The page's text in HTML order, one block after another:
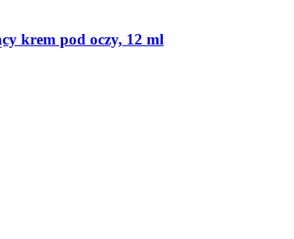
krem pod oczy, 12 ml